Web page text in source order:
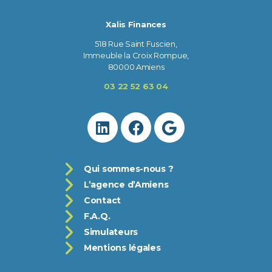
Xalis Finances
518 Rue Saint Fuscien,
Immeuble la Croix Rompue,
80000 Amiens
03 22 52 63 04
Qui sommes-nous ?
L’agence d’Amiens
Contact
F.A.Q.
Simulateurs
Mentions légales